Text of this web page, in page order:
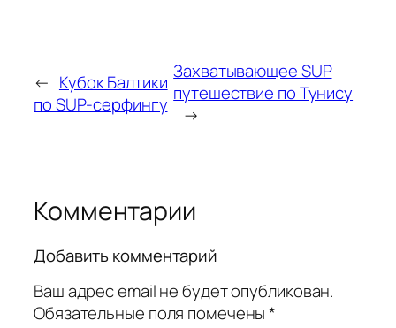
← Кубок Балтики
по SUP-серфингу
Захватывающее SUP
путешествие по Тунису
→
Комментарии
Добавить комментарий
Ваш адрес email не будет опубликован.
Обязательные поля помечены*